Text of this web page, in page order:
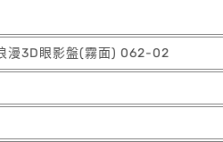
漫3D眼影盤(霧面) 062-02